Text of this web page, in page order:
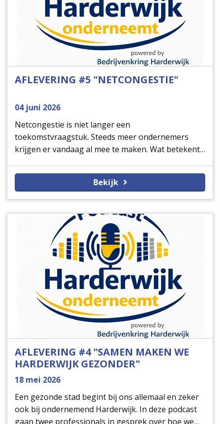
AFLEVERING #5 "NETCONGESTIE"
04 juni 2026
Netcongestie is niet langer een
toekomstvraagstuk. Steeds meer ondernemers
krijgen er vandaag al mee te maken. Wat betekent
voorde groei, verduurzaming en toekomstplannen
van jouw onderneming? En belangrijker: wat kun je
als ondernemer wél doen?
Bekijk
AFLEVERING #4 "SAMEN MAKEN WE
HARDERWIJK GEZONDER"
18 mei 2026
Een gezonde stad begint bij ons allemaal en zeker
ook bij ondernemend Harderwijk. In deze podcast
gaan twee professionals in gesprek over hoe we